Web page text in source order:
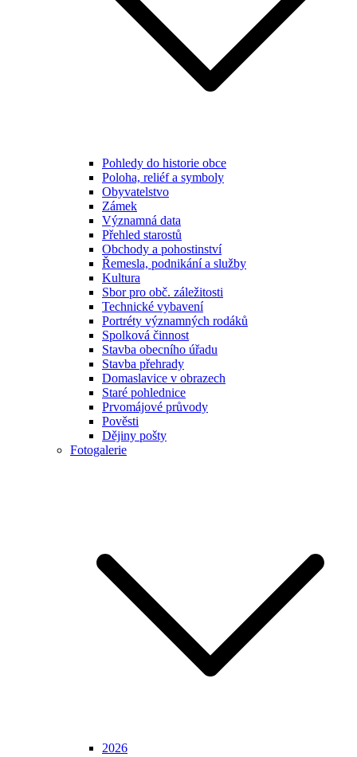
Pohledy do historie obce
Poloha, reliéf a symboly
Obyvatelstvo
Zámek
Významná data
Přehled starostů
Obchody a pohostinství
Řemesla, podnikání a služby
Kultura
Sbor pro obč. záležitosti
Technické vybavení
Portréty významných rodáků
Spolková činnost
Stavba obecního úřadu
Stavba přehrady
Domaslavice v obrazech
Staré pohlednice
Prvomájové průvody
Pověsti
Dějiny pošty
Fotogalerie
2026